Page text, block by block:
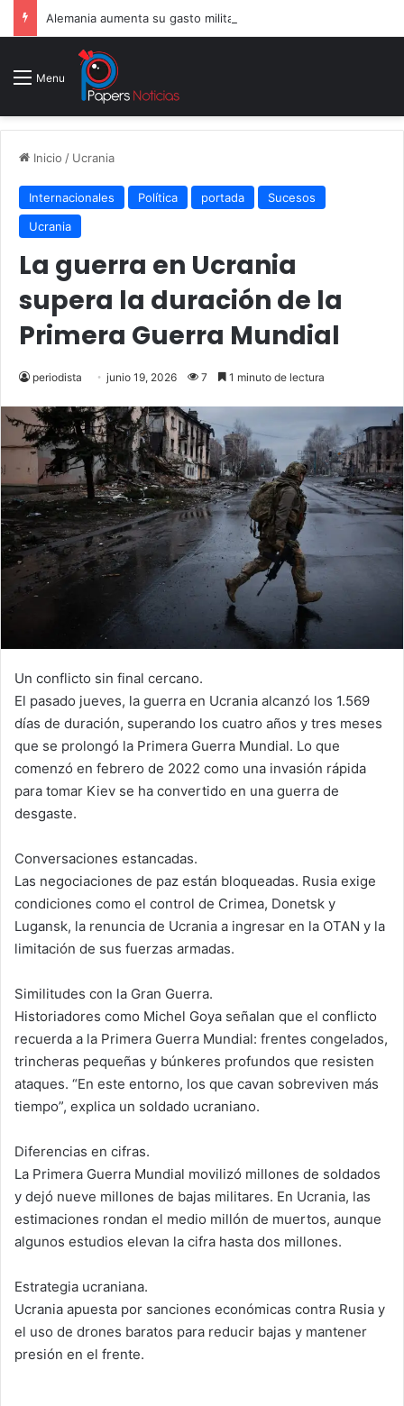
Menu
Inicio / Ucrania
Internacionales Política portada
Sucesos
Ucrania
La guerra en Ucrania
supera la duración de la
Primera Guerra Mundial
periodista junio 19, 2026 7 1 minuto de lectura
Un conflicto sin final cercano.
El pasado jueves, la guerra en Ucrania alcanzó los 1.569
días de duración, superando los cuatro años y tres meses
que se prolongó la Primera Guerra Mundial. Lo que
comenzó en febrero de 2022 como una invasión rápida
para tomar Kiev se ha convertido en una guerra de
desgaste.
Conversaciones estancadas.
Las negociaciones de paz están bloqueadas. Rusia exige
condiciones como el control de Crimea, Donetsk y
Lugansk, la renuncia de Ucrania a ingresar en la OTAN y la
limitación de sus fuerzas armadas.
Similitudes con la Gran Guerra.
Historiadores como Michel Goya señalan que el conflicto
recuerda a la Primera Guerra Mundial: frentes congelados,
trincheras pequeñas y búnkeres profundos que resisten
ataques. “En este entorno, los que cavan sobreviven más
tiempo”, explica un soldado ucraniano.
Diferencias en cifras.
La Primera Guerra Mundial movilizó millones de soldados
y dejó nueve millones de bajas militares. En Ucrania, las
estimaciones rondan el medio millón de muertos, aunque
algunos estudios elevan la cifra hasta dos millones.
Estrategia ucraniana.
Ucrania apuesta por sanciones económicas contra Rusia y
el uso de drones baratos para reducir bajas y mantener
presión en el frente.